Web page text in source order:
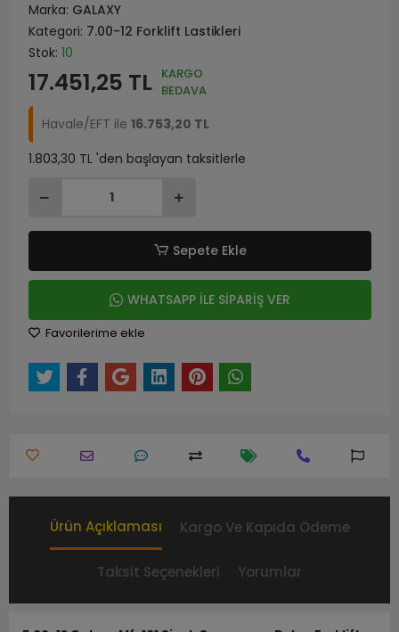
Marka: GALAXY
Kategori: 7.00-12 Forklift Lastikleri
Stok: 10
17.451,25 TL KARGO
BEDAVA
Havale/EFT ile 16.753,20 TL
1.803,30 TL 'den başlayan taksitlerle
Sepete Ekle
WHATSAPP İLE SİPARİŞ VER
Favorilerime ekle
Ürün Açıklaması Kargo Ve Kapıda Ödeme
Taksit Seçenekleri Yorumlar